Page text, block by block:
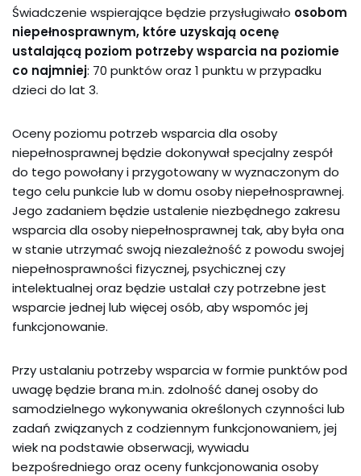
Świadczenie wspierające będzie przysługiwało osobom
niepełnosprawnym, które uzyskają ocenę
ustalającą poziom potrzeby wsparcia na poziomie
co najmniej: 70 punktóworaz 1 punktu w przypadku
dzieci do lat 3.
Ocenypoziomu potrzeb wsparcia dla osoby
niepełnosprawnejbędzie dokonywał specjalny zespół
do tego powołany iprzygotowanyw wyznaczonym do
tego celu punkcie lub w domu osoby niepełnosprawnej.
Jego zadaniem będzie ustalenie niezbędnego zakresu
wsparcia dla osoby niepełnosprawnej tak, abybyła ona
w stanie utrzymać swoją niezależność z powodu swojej
niepełnosprawności fizycznej, psychicznej czy
intelektualnej oraz będzie ustalał czy potrzebne jest
wsparcie jednejlub więcej osób, aby wspomócjej
funkcjonowanie.
Przy ustalaniu potrzeby wsparcia w formie punktów pod
uwagę będzie brana m.in. zdolność danej osoby do
samodzielnego wykonywania określonych czynności lub
zadań związanych z codziennym funkcjonowaniem, jej
wiek na podstawie obserwacji, wywiadu
bezpośredniego oraz oceny funkcjonowania osoby